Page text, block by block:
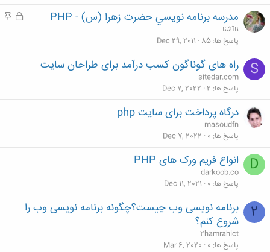
ق
م
مدرسه برنامه نويسي حضرت زهرا (س) - PHP
ناآشنا
پاسخ ها 85
Dec 29, 2011
S راه های گوناگون کسب درآمد برای طراحان سایت
sitedar.com
پاسخ ها 2
Dec 7, 2022
درگاه پرداخت برای سایت php
masoudfn
پاسخ ها 0
Dec 7, 2022
D انواع فریم ورک های PHP
darkoob.co
پاسخ ها 0
Dec 11, 2021
2
برنامه نویسی وب چیست؟چگونه برنامه نویسی وب را
شروع کنم؟
2hamrahict
پاسخ ها 0
Mar 6, 2020